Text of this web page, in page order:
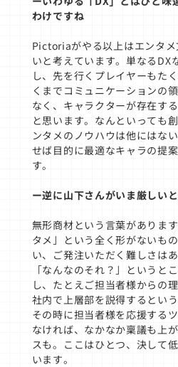
わけですね
Pictoriaがやる以上はエンタ
いと考えています。単なるDX
し、先を行くプレイヤーもた
くまでコミュニケーションの
なく、キャラクターが存在す
と思います。なんといっても
ンタメのノウハウは他にはな
せば目的に最適なキャラの提
す。
ー逆に山下さんがいま厳しい
無形商材という言葉がありま
タメ」という全く形がないも
い、ご発注いただく難しさは
「なんなのそれ？」というと
し、たとえご担当者様からの
社内で上層部を説得するとい
その時に担当者様を応援する
なければ、なかなか稟議も上
スも。ここはひとつ、決して
います。